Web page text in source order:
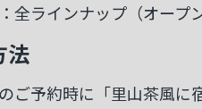
全ラインナップ（オープ
法
ご予約時に「里山茶風に